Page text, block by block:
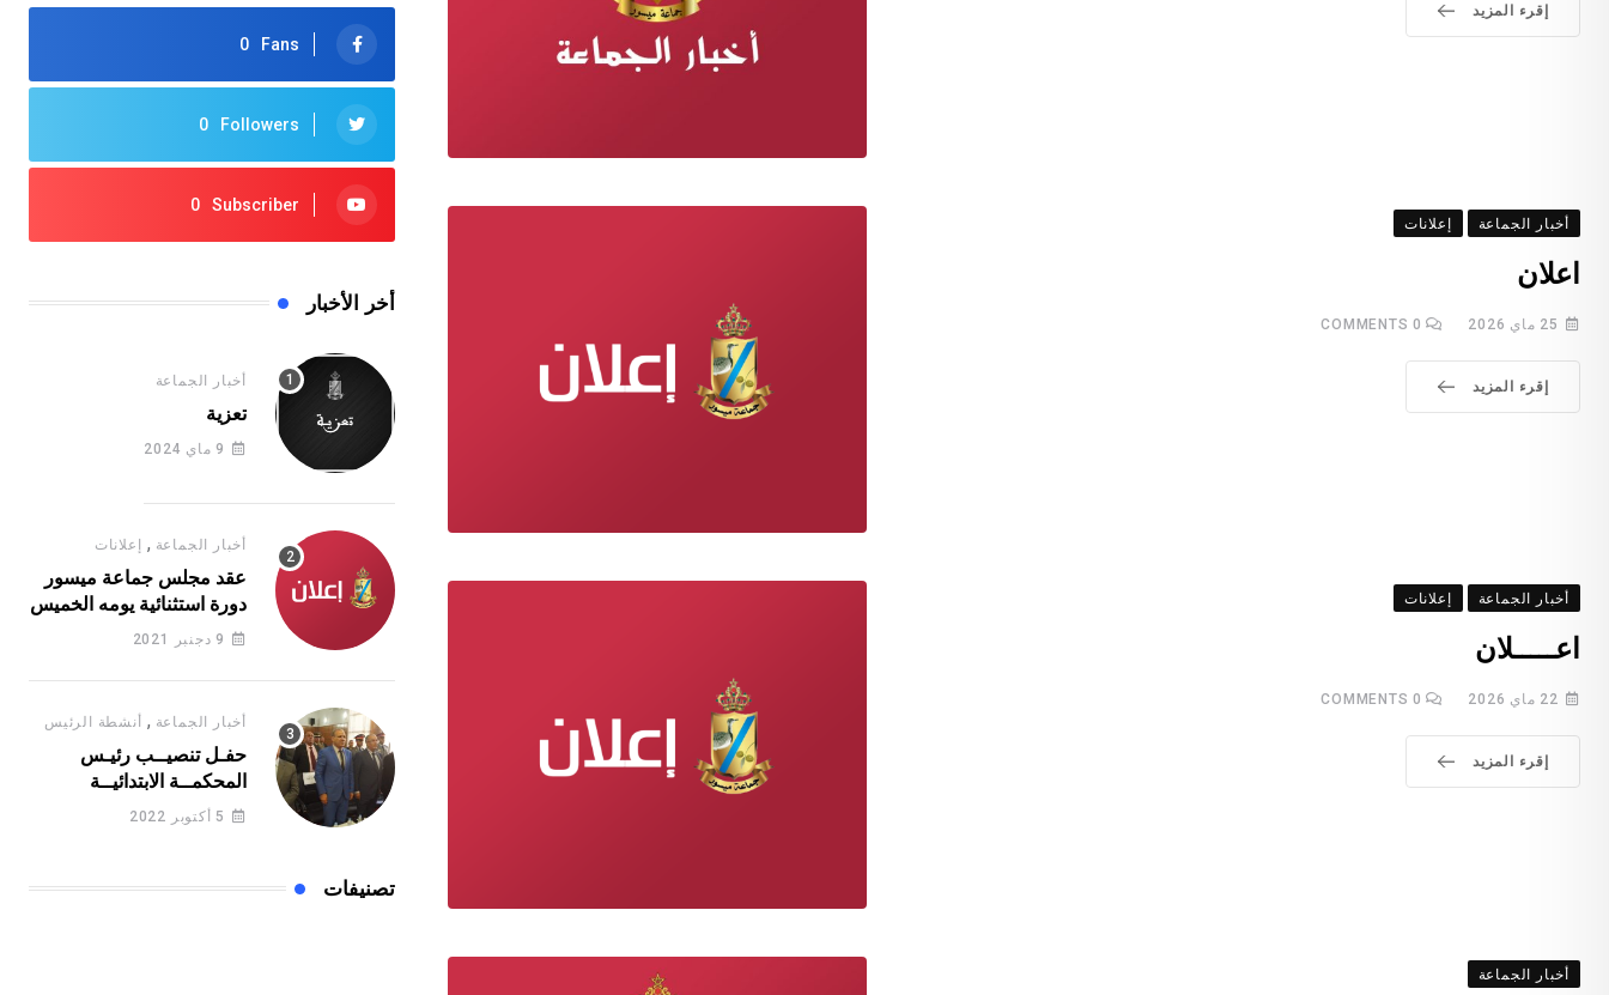
إقرء المزيد
أخبار الجماعة إعلانات
اعلان
25 ماي 2026 0
COMMENTS
إقرء المزيد
أخبار الجماعة إعلانات
اعـــــلان
22 ماي 2026 0
COMMENTS
إقرء المزيد
أخبار الجماعة
0 Fans
0 Followers
0 Subscriber
أخر الأخبار
أخبار الجماعة
تعزية
9 ماي 2024
أخبار الجماعة , إعلانات
عقد مجلس جماعة ميسور
دورة استثنائية يومه الخميس
16 يونيو 2022 9 دجنبر 2021
أخبار الجماعة , أنشطة الرئيس
حفـل تنصيــب رئيـس
المحكمــة الابتدائيــة
الجـديـد بميســور
5 أكتوبر 2022
تصنيفات